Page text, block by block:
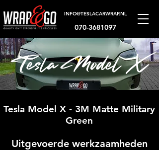
INFO@TESLACARWRAP.NL
070-3681097
Tesla Model X
Tesla Model X - 3M Matte Military
Green
Uitgevoerde werkzaamheden